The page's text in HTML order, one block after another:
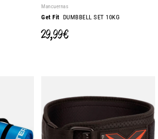
Mancuernas
Get Fit DUMBBELL SET 10KG
29,99 €